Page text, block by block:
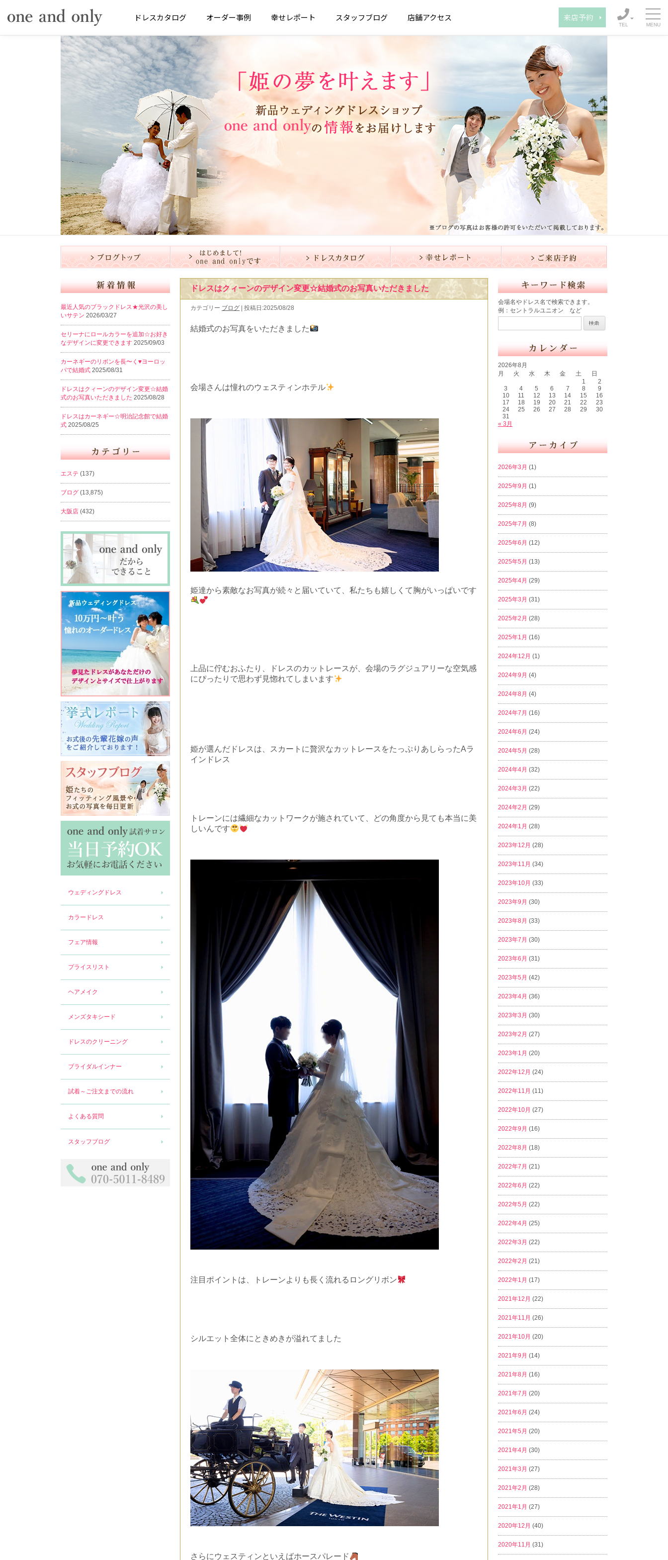
来店予約
TEL
ドレスカタログ オーダー事例 幸せレポート スタッフブログ 店舗アクセス
最近人気のブラックドレス★光沢の美し
いサテン 2026/03/27
セリーナにロールカラーを追加☆お好き
なデザインに変更できます 2025/09/03
カーネギーのリボンを長〜く♥️ヨーロッ
パで結婚式 2025/08/31
ドレスはクィーンのデザイン変更☆結婚
式のお写真いただきました 2025/08/28
ドレスはカーネギー☆明治記念館で結婚
式 2025/08/25
エステ (137)
ブログ (13,875)
大阪店 (432)
ウェディングドレス
カラードレス
フェア情報
プライスリスト
ヘアメイク
メンズタキシード
ドレスのクリーニング
ブライダルインナー
試着～ご注文までの流れ
よくある質問
スタッフブログ
ドレスはクィーンのデザイン変更☆結婚式のお写真いただきました
カテゴリー ブログ | 投稿日:2025/08/28
結婚式のお写真をいただきました
会場さんは憧れのウェスティンホテル
姫達から素敵なお写真が続々と届いていて、私たちも嬉しくて胸がいっぱいです
上品に佇むおふたり、ドレスのカットレースが、会場のラグジュアリーな空気感
にぴったりで思わず見惚れてしまいます
姫が選んだドレスは、スカートに贅沢なカットレースをたっぷりあしらったAラ
インドレス
トレーンには繊細なカットワークが施されていて、どの角度から見ても本当に美
しいんです
注目ポイントは、トレーンよりも長く流れるロングリボン
シルエット全体にときめきが溢れてました
さらにウェスティンといえばホースパレード
会場名やドレス名で検索できます。
例：セントラルユニオン など
2026年8月
月
火 水 木 金 土 日
« 3月
1
2
3
4 5 6 7 8
9
10
11 12 13 14 15
16
17
18 19 20 21 22
23
24
25 26 27 28 29
30
31
2026年3月 (1)
2025年9月 (1)
2025年8月 (9)
2025年7月 (8)
2025年6月 (12)
2025年5月 (13)
2025年4月 (29)
2025年3月 (31)
2025年2月 (28)
2025年1月 (16)
2024年12月 (1)
2024年9月 (4)
2024年8月 (4)
2024年7月 (16)
2024年6月 (24)
2024年5月 (28)
2024年4月 (32)
2024年3月 (22)
2024年2月 (29)
2024年1月 (28)
2023年12月 (28)
2023年11月 (34)
2023年10月 (33)
2023年9月 (30)
2023年8月 (33)
2023年7月 (30)
2023年6月 (31)
2023年5月 (42)
2023年4月 (36)
2023年3月 (30)
2023年2月 (27)
2023年1月 (20)
2022年12月 (24)
2022年11月 (11)
2022年10月 (27)
2022年9月 (16)
2022年8月 (18)
2022年7月 (21)
2022年6月 (22)
2022年5月 (22)
2022年4月 (25)
2022年3月 (22)
2022年2月 (21)
2022年1月 (17)
2021年12月 (22)
2021年11月 (26)
2021年10月 (20)
2021年9月 (14)
2021年8月 (16)
2021年7月 (20)
2021年6月 (24)
2021年5月 (20)
2021年4月 (30)
2021年3月 (27)
2021年2月 (28)
2021年1月 (27)
2020年12月 (40)
2020年11月 (31)